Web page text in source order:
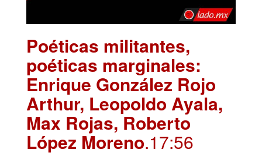
Poéticas militantes,
poéticas marginales:
Enrique González Rojo
Arthur, Leopoldo Ayala,
Max Rojas, Roberto
López Moreno.17:56